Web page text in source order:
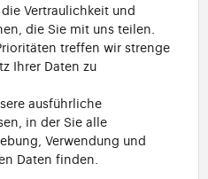
Vertraulichkeit und
die Sie mit uns teilen.
treffen wir strenge
Ihrer Daten zu
ausführliche
in der Sie alle
Verwendung und
Daten finden.